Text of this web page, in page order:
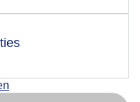
popup
later